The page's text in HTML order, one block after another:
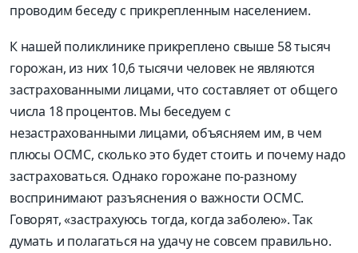
проводим беседу с прикрепленным населением.
К нашей поликлинике прикреплено свыше 58 тысяч
горожан, из них 10,6 тысячи человек не являются
застрахованными лицами, что составляет от общего
числа 18 процентов. Мы беседуем с
незастрахованными лицами, объясняем им, в чем
плюсы ОСМС, сколько это будет стоить и почему надо
застраховаться. Однако горожане по-разному
воспринимают разъяснения о важности ОСМС.
Говорят, «застрахуюсь тогда, когда заболею». Так
думать и полагаться на удачу не совсем правильно.